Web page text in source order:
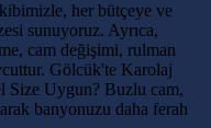
her bütçeye ve
sunuyoruz. Ayrıca,
cam değişimi, rulman
Gölcük'te Karolaj
Size Uygun? Buzlu cam,
banyonuzu daha ferah